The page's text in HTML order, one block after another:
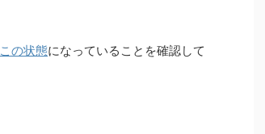
この状態になっていることを確認して